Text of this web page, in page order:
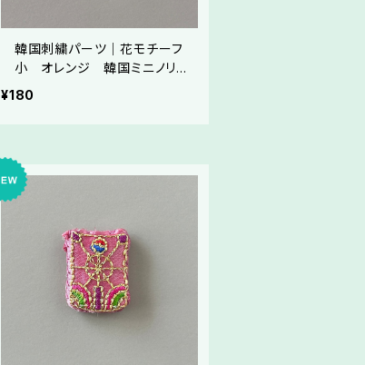
韓国刺繍パーツ｜花モチーフ
小 オレンジ 韓国ミニノリゲ
やストラップ制作にご利用ください
¥180